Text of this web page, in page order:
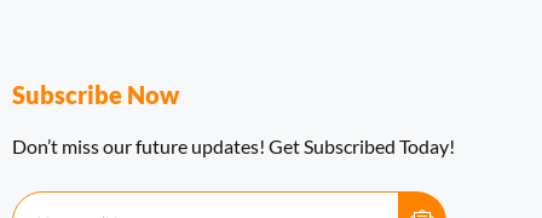
Subscribe Now
Don’t miss our future updates! Get Subscribed Today!